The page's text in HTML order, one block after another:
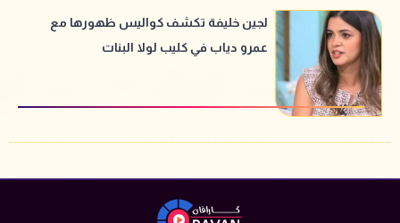
لجين خليفة تكشف كواليس ظهورها مع
عمرو دياب في كليب لولا البنات